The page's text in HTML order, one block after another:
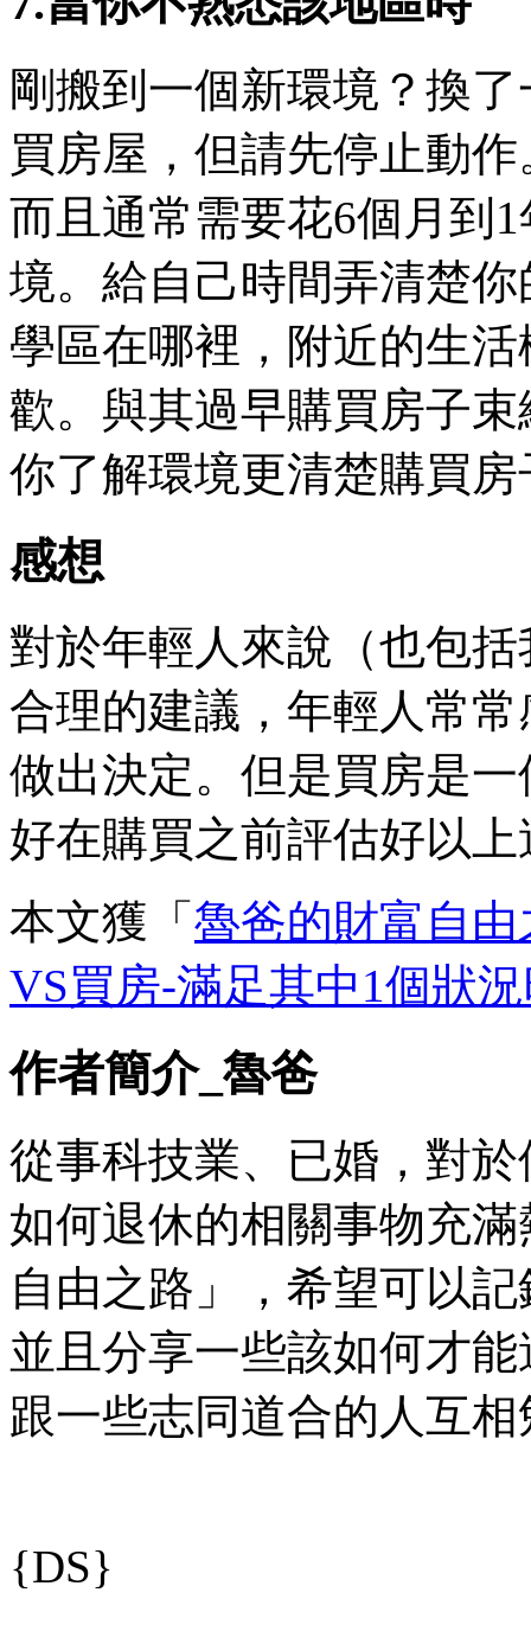
剛搬到一個新環境？換
買房屋，但請先停止動
而且通常需要花6個月到
境。給自己時間弄清楚
學區在哪裡，附近的生
歡。與其過早購買房子
你了解環境更清楚購買
感想
對於年輕人來說（也包
合理的建議，年輕人常
做出決定。但是買房是
好在購買之前評估好以
本文獲「 魯爸的財富自由
VS買房-滿足其中1個狀
作者簡介_魯爸
從事科技業、已婚，對
如何退休的相關事物充
自由之路」，希望可以
並且分享一些該如何才
跟一些志同道合的人互相
{DS}